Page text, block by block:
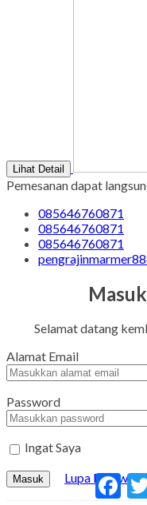
Lihat Detail
Pemesanan dapat
085646760871
085646760871
085646760871
Selamat datang
Alamat Email
Password
Ingat Saya
Masuk Lupa